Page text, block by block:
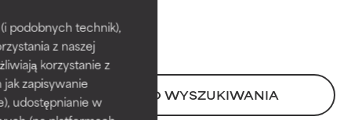
podobnych technik),
z naszej
korzystanie z
zapisywanie
udostępnianie wPOWRÓT DO WYSZUKIWANIA
BEST
Udowodnione i potwierdzone
przez niezależne badania.
Wyjątkowy składnik aktywny
odpowiedni dla większości
typów skóry i problemów
BEST
Udowodnione i potwierdzone
przez niezależne badania.
Wyjątkowy składnik aktywny
odpowiedni dla większości
typów skóry i problemów